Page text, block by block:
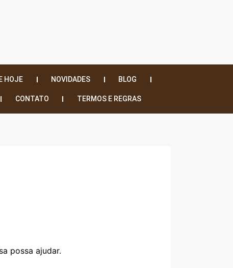
HOJE NOVIDADES BLOG
CONTATO TERMOS E REGRAS
possa ajudar.